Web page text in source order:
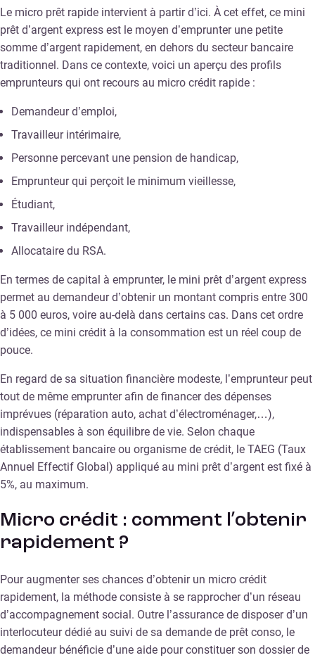
Le micro prêt rapide intervient à partir d’ici. À cet effet, ce mini
prêt d’argent express est le moyen d’emprunter une petite
somme d’argent rapidement, en dehors du secteur bancaire
traditionnel. Dans ce contexte, voici un aperçu des profils
emprunteurs qui ont recours au micro crédit rapide :
Demandeur d’emploi,
Travailleur intérimaire,
Personne percevant une pension de handicap,
Emprunteur qui perçoit le minimum vieillesse,
Étudiant,
Travailleur indépendant,
Allocataire du RSA.
En termes de capital à emprunter, le mini prêt d’argent express
permet au demandeur d’obtenir un montant compris entre 300
à 5 000 euros, voire au-delà dans certains cas. Dans cet ordre
d’idées, ce mini crédit à la consommation est un réel coup de
pouce.
En regard de sa situation financière modeste, l’emprunteur peut
tout de même emprunter afin de financer des dépenses
imprévues (réparation auto, achat d’électroménager,…),
indispensables à son équilibre de vie. Selon chaque
établissement bancaire ou organisme de crédit, le TAEG (Taux
Annuel Effectif Global) appliqué au mini prêt d’argent est fixé à
5%, au maximum.
Micro crédit : comment l’obtenir
rapidement ?
Pour augmenter ses chances d’obtenir un micro crédit
rapidement, la méthode consiste à se rapprocher d’un réseau
d’accompagnement social. Outre l’assurance de disposer d’un
interlocuteur dédié au suivi de sa demande de prêt conso, le
demandeur bénéficie d’une aide pour constituer son dossier de